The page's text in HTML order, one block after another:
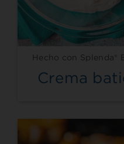
Hecho con Splenda®
Crema